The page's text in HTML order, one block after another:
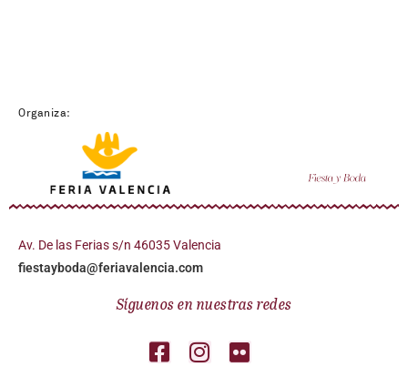
Organiza:
Av. De las Ferias s/n 46035 Valencia
fiestayboda@feriavalencia.com
Síguenos en nuestras redes